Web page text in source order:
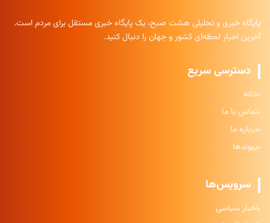
پایگاه خبری و تحلیلی هشت صبح، یک پایگاه خبری مستقل برای مردم است.
آخرین اخبار لحظه‌ای کشور و جهان را دنبال کنید.
دسترسی سریع
خانه
تماس با ما
درباره ما
پیوندها
سرویس‌ها
اخبار سیاسی